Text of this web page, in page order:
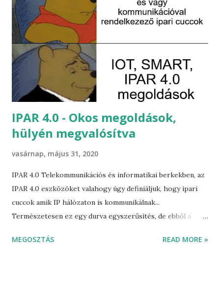
NINCS megoldások - melyek marketing anyagokban
szerepeltetik az SD-WAN-t, viszont technikai oldalról csak
egy jól komponált policy based routing, ami maximum
megvalósítható. SD-LESZ megoldás - valahol a kettő
között... Fortigate SD-WAN Március 13-ka óta HOME-
OFFICE-ban dolgozom. Nem volt egyszerű az átállás,
legalábbis mentálisan mindenképpen megterhelő a napi
feladatok elvégzése úgy, hogy k...
IPAR 4.0 - Okos megoldások,
hülyén megvalósítva
vasárnap, május 31, 2020
IPAR 4.0 Telekommunikációs és informatikai berkekben, az
IPAR 4.0 eszközöket valahogy úgy definiáljuk, hogy ipari
cuccok amik IP hálózaton is kommunikálnak...
Természetesen ez egy durva egyszerűsítés, de ebből a
fontos, mint a hálózatban elfoglalt helye. Ezek olyan
MEGOSZTÁS READ MORE »